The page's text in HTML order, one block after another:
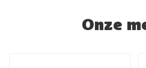
Onze